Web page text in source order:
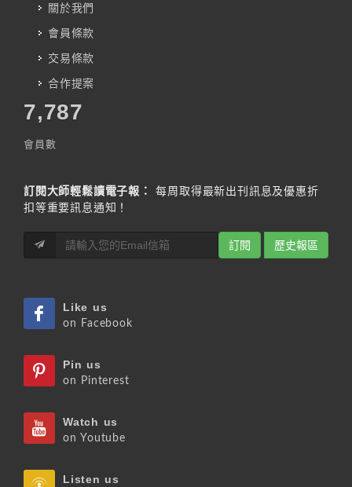
關於我們
會員條款
交易條款
合作提案
7,787
會員數
訂閱大師輕鬆讀電子報：
每周取得最新出刊訊息及優惠折
扣等重要訊息通知！
訂閱 歷史報區
Like us
on Facebook
Pin us
on Pinterest
Watch us
on Youtube
Listen us